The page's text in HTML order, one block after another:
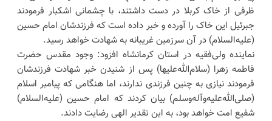
ظرفی از خاک کربلا در دست داشتند، با چشمانی اشکبار فرمودند
جبرئیل این خاک را آورده و خبر داده است که فرزندشان امام حسین
(علیه‌السلام) در آن سرزمین غریبانه به شهادت خواهد رسید.
نماینده ولی‌فقیه در استان کرمانشاه افزود: وجود مقدس حضرت
فاطمه زهرا (سلام‌الله‌علیها) پس از شنیدن خبر شهادت فرزندشان
فرمودند نیازی به چنین فرزندی ندارند، اما هنگامی که پیامبر اسلام
(صلی‌الله‌علیه‌وآله‌وسلم) بیان کردند که امام حسین (علیه‌السلام)
شفیع امت خواهد بود، به این تقدیر الهی رضایت دادند.